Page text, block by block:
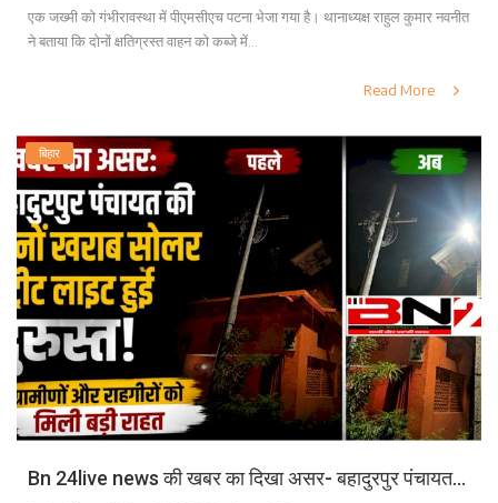
एक जख्मी को गंभीरावस्था में पीएमसीएच पटना भेजा गया है। थानाध्यक्ष राहुल कुमार नवनीत
ने बताया कि दोनों क्षतिग्रस्त वाहन को कब्जे में...
Read More
बिहार
Bn 24live news की खबर का दिखा असर- बहादुरपुर पंचायत...